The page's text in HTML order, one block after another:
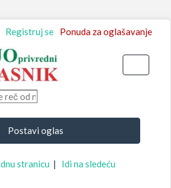
Ponuda za oglašavanje
Registruj se
Postavi oglas
stranicu | Idi na sledeću